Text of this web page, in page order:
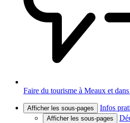
Faire du tourisme à Meaux et
Afficher les sous-pages Infos
Afficher les sous-pages